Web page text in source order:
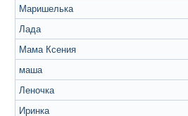
Маришелька
Лада
Мама Ксения
маша
Леночка
Иринка